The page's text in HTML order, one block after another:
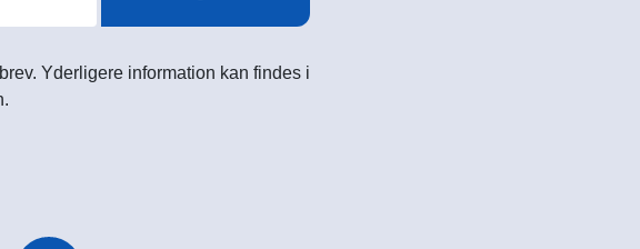
Yderligere information kan findes i